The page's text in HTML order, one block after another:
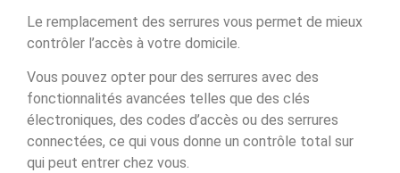
Le remplacement des serrures vous permet de mieux
contrôler l’accès à votre domicile.
Vous pouvez opter pour des serrures avec des
fonctionnalités avancées telles que des clés
électroniques, des codes d’accès ou des serrures
connectées, ce qui vous donne un contrôle total sur
qui peut entrer chez vous.